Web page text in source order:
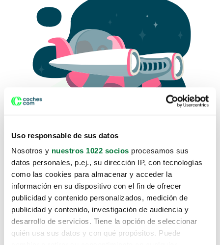
Uso responsable de sus datos
Nosotros y nuestros 1022 socios procesamos sus
datos personales, p.ej., su dirección IP, con tecnologías
como las cookies para almacenar y acceder la
información en su dispositivo con el fin de ofrecer
publicidad y contenido personalizados, medición de
publicidad y contenido, investigación de audiencia y
desarrollo de servicios. Tiene la opción de seleccionar
quién usa sus datos y con qué propósitos. Puede
Lo sentimos, no sabemos como
te hemos traido hasta aquí.
Pero puedes encontrar el coche que estás
buscando en alguno de estos enlaces: